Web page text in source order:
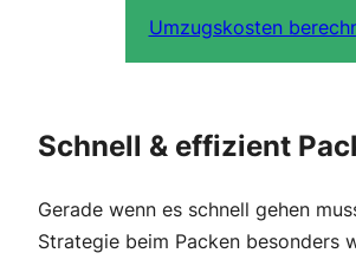
Umzugskosten
Schnell & effizient
Gerade wenn es schnell gehen
Strategie beim Packen besonders